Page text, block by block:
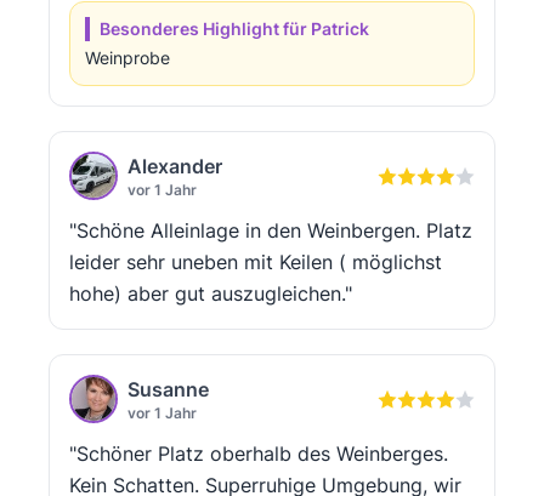
Besonderes Highlight für Patrick
Weinprobe
Alexander
vor 1 Jahr
"Schöne Alleinlage in den Weinbergen. Platz
leider sehr uneben mit Keilen ( möglichst
hohe) aber gut auszugleichen."
Susanne
vor 1 Jahr
"Schöner Platz oberhalb des Weinberges.
Kein Schatten. Superruhige Umgebung, wir